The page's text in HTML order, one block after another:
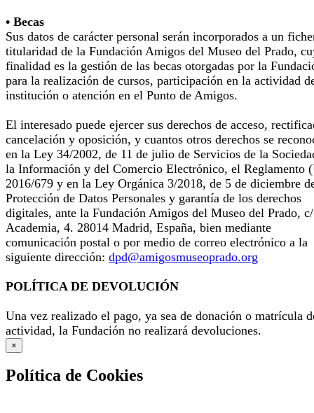
• Becas
Sus datos de carácter personal serán incorporados a un
titularidad de la Fundación Amigos del Museo del Prado,
finalidad es la gestión de las becas otorgadas por la
para la realización de cursos, participación en la actividad
institución o atención en el Punto de Amigos.
El interesado puede ejercer sus derechos de acceso,
cancelación y oposición, y cuantos otros derechos se
en la Ley 34/2002, de 11 de julio de Servicios de la
la Información y del Comercio Electrónico, el Reglamento
2016/679 y en la Ley Orgánica 3/2018, de 5 de diciembre
Protección de Datos Personales y garantía de los derechos
digitales, ante la Fundación Amigos del Museo del Prado,
Academia, 4. 28014 Madrid, España, bien mediante
comunicación postal o por medio de correo electrónico a la
siguiente dirección: dpd@amigosmuseoprado.org
POLÍTICA DE DEVOLUCIÓN
Una vez realizado el pago, ya sea de donación o matrícula
actividad, la Fundación no realizará devoluciones.
×
Política de Cookies